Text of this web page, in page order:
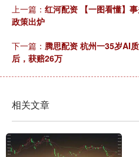
上一篇： 红河配资 【一图看懂】
政策出炉
下一篇： 腾思配资 杭州一35岁AI
后，获赔26万
相关文章